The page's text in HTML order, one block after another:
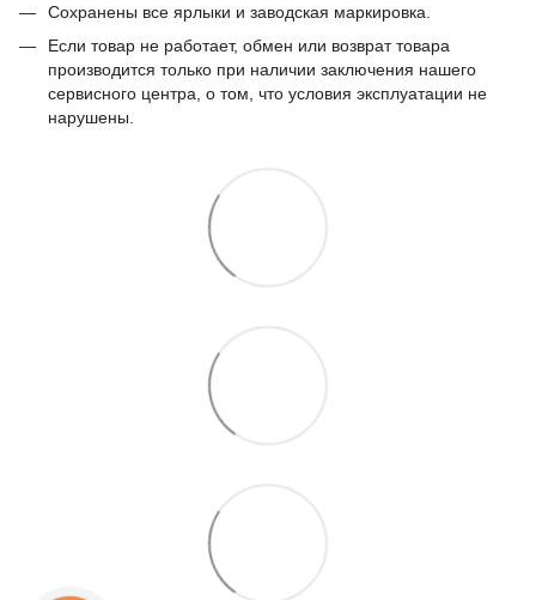
Сохранены все ярлыки и заводская маркировка.
Если товар не работает, обмен или возврат товара
производится только при наличии заключения нашего
сервисного центра, о том, что условия эксплуатации не
нарушены.